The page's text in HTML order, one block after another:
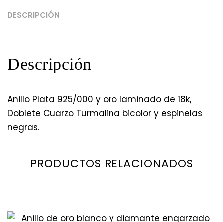
DESCRIPCIÓN
Descripción
Anillo Plata 925/000 y oro laminado de 18k,
Doblete Cuarzo Turmalina bicolor y espinelas
negras.
PRODUCTOS RELACIONADOS